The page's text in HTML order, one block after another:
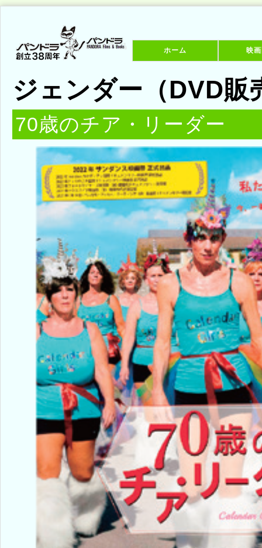
ホーム 映
ジェンダー（DVD販
70歳のチア・リーダー